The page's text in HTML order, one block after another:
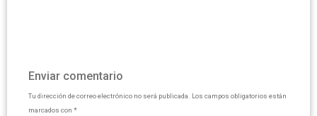
Enviar comentario
Tu dirección de correo electrónico no será publicada.
Los campos obligatorios están
marcados con *